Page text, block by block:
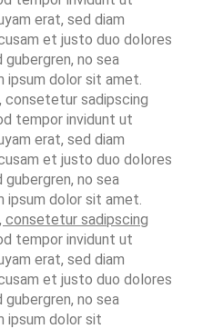
erat, sed diam
et justo duo dolores
no sea
ipsum dolor sit amet.
consetetur sadipscing
tempor invidunt ut
erat, sed diam
et justo duo dolores
no sea
ipsum dolor sit amet.
consetetur sadipscing
tempor invidunt ut
erat, sed diam
et justo duo dolores
no sea
ipsum dolor sit